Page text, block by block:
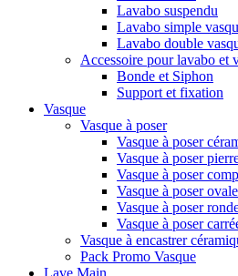
Lavabo suspendu
Lavabo simple
Lavabo double
Accessoire pour lavabo et
Bonde et Siphon
Support et fixation
Vasque
Vasque à poser
Vasque à poser
Vasque à poser
Vasque à poser
Vasque à poser ovale
Vasque à poser
Vasque à poser
Vasque à encastrer
Pack Promo Vasque
Lave Main